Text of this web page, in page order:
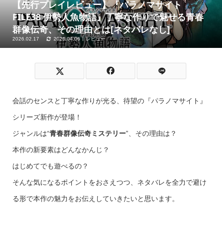
【先行プレイレビュー】『パラノマサイト
FILE38 伊勢人魚物語』丁寧な作りで魅せる青春
群像伝奇、その理由とは[ネタバレなし]
2026.02.17 2026.04.06 レビュー
会話のセンスと丁寧な作りが光る、待望の『パラノマサイト』
シリーズ新作が登場！
ジャンルは“青春群像伝奇ミステリー”、その理由は？
本作の新要素はどんなかんじ？
はじめてでも遊べるの？
そんな気になるポイントをおさえつつ、ネタバレを全力で避け
る形で本作の魅力をお伝えしていきたいと思います。